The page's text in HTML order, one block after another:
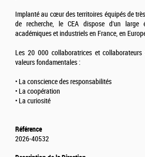
Implanté au cœur des territoires équipés de
de recherche, le CEA dispose d'un large
académiques et industriels en France, en
Les 20 000 collaboratrices et
valeurs fondamentales :
• La conscience des responsabilités
• La coopération
• La curiosité
Référence
2026-40532